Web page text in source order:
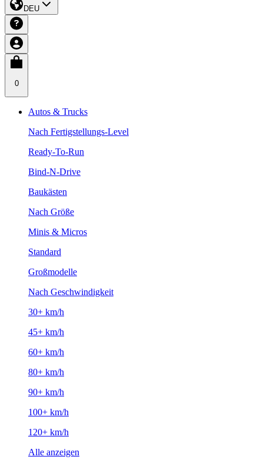
DEU
0
Autos & Trucks
Nach Fertigstellungs-Level
Ready-To-Run
Bind-N-Drive
Baukästen
Nach Größe
Minis & Micros
Standard
Großmodelle
Nach Geschwindigkeit
30+ km/h
45+ km/h
60+ km/h
80+ km/h
90+ km/h
100+ km/h
120+ km/h
Alle anzeigen